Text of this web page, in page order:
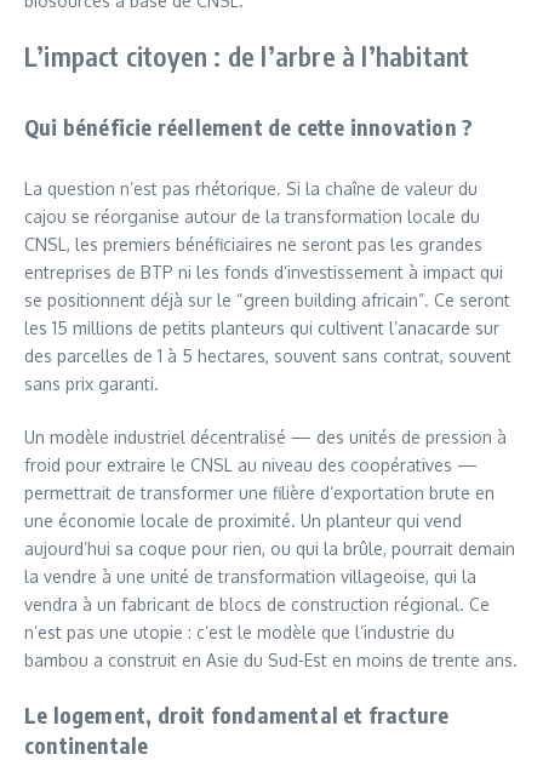
L’impact citoyen : de l’arbre à l’habitant
Qui bénéficie réellement de cette innovation ?
La question n’est pas rhétorique. Si la chaîne de valeur du
cajou se réorganise autour de la transformation locale du
CNSL, les premiers bénéficiaires ne seront pas les grandes
entreprises de BTP ni les fonds d’investissement à impact qui
se positionnent déjà sur le “green building africain”. Ce seront
les 15 millions de petits planteurs qui cultivent l’anacarde sur
des parcelles de 1 à 5 hectares, souvent sans contrat, souvent
sans prix garanti.
Un modèle industriel décentralisé — des unités de pression à
froid pour extraire le CNSL au niveau des coopératives —
permettrait de transformer une filière d’exportation brute en
une économie locale de proximité. Un planteur qui vend
aujourd’hui sa coque pour rien, ou qui la brûle, pourrait demain
la vendre à une unité de transformation villageoise, qui la
vendra à un fabricant de blocs de construction régional. Ce
n’est pas une utopie : c’est le modèle que l’industrie du
bambou a construit en Asie du Sud-Est en moins de trente ans.
Le logement, droit fondamental et fracture
continentale